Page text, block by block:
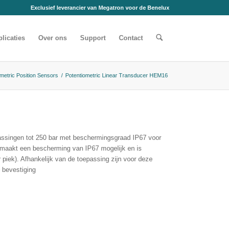
Exclusief leverancier van Megatron voor de Benelux
Over ons Support Contact
Position Sensors / Potentiometric Linear Transducer HEM16
tot 250 bar met beschermingsgraad IP67 voor
een bescherming van IP67 mogelijk en is
Afhankelijk van de toepassing zijn voor deze
bevestiging